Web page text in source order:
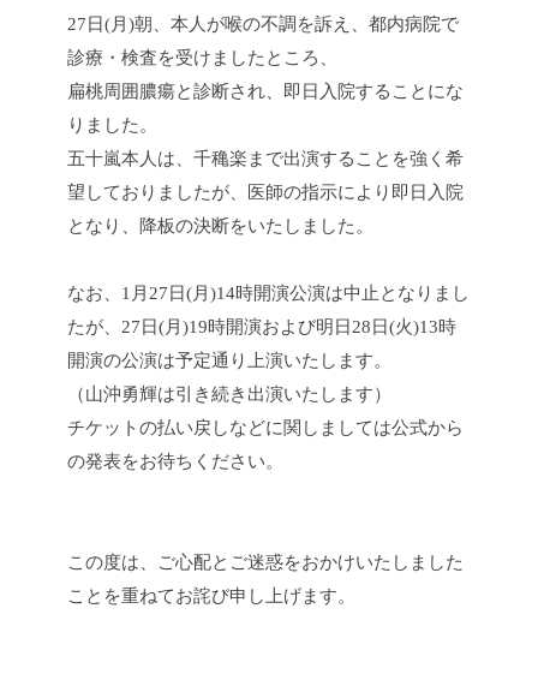
27日(月)朝、本人が喉の不調を訴え、都内病院で
診療・検査を受けましたところ、
扁桃周囲膿瘍と診断され、即日入院することにな
りました。
五十嵐本人は、千穐楽まで出演することを強く希
望しておりましたが、医師の指示により即日入院
となり、降板の決断をいたしました。
なお、1月27日(月)14時開演公演は中止となりまし
たが、27日(月)19時開演および明日28日(火)13時
開演の公演は予定通り上演いたします。
（山沖勇輝は引き続き出演いたします）
チケットの払い戻しなどに関しましては公式から
の発表をお待ちください。
この度は、ご心配とご迷惑をおかけいたしました
ことを重ねてお詫び申し上げます。